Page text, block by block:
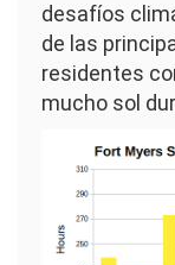
desafíos
de las
residentes
mucho sol
Imagen